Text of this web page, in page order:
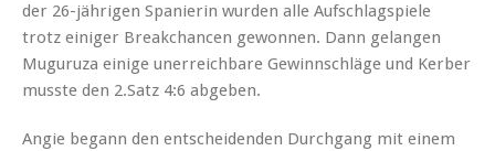
der 26-jährigen Spanierin wurden alle Aufschlagspiele
trotz einiger Breakchancen gewonnen. Dann gelangen
Muguruza einige unerreichbare Gewinnschläge und Kerber
musste den 2.Satz 4:6 abgeben.
Angie begann den entscheidenden Durchgang mit einem